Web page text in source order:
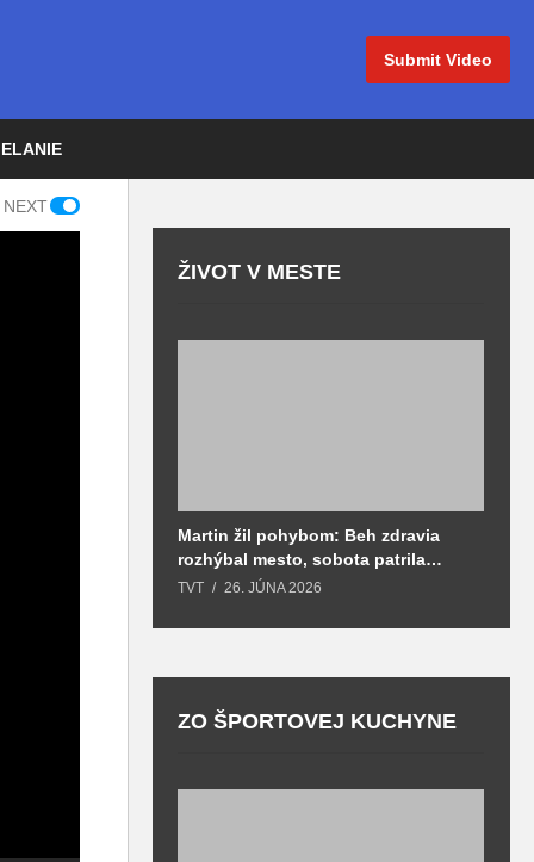
Submit Video
ŽIVOT V MESTE
Martin žil pohybom: Beh zdravia
rozhýbal mesto, sobota patrila
zdraviu a prevencii
TVT 26. JÚNA 2026
ZO ŠPORTOVEJ KUCHYNE